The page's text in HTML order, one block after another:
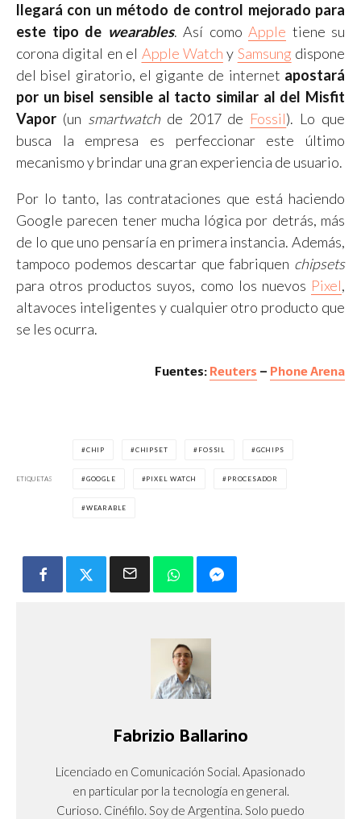
llegará con un método de control mejorado para
este tipo de wearables. Así como Apple tiene su
corona digital en el Apple Watch y Samsung dispone
del bisel giratorio, el gigante de internet apostará
por un bisel sensible al tacto similar al del Misfit
Vapor (un smartwatchde 2017 de Fossil). Lo que
busca la empresa es perfeccionar este último
mecanismo y brindar una gran experiencia de usuario.
Por lo tanto, las contrataciones que está haciendo
Google parecen tener mucha lógica por detrás, más
de lo que uno pensaría en primera instancia. Además,
tampoco podemos descartar que fabriquen chipsets
para otros productos suyos, como los nuevos Pixel,
altavoces inteligentes y cualquier otro producto que
se les ocurra.
Fuentes:Reuters – Phone Arena
ETIQUETAS
CHIP CHIPSET FOSSIL GCHIPS
GOOGLE PIXEL WATCH PROCESADOR
WEARABLE
Fabrizio Ballarino
Licenciado en Comunicación Social. Apasionado
en particular por la tecnología en general.
Curioso. Cinéfilo. Soy de Argentina. Solo puedo